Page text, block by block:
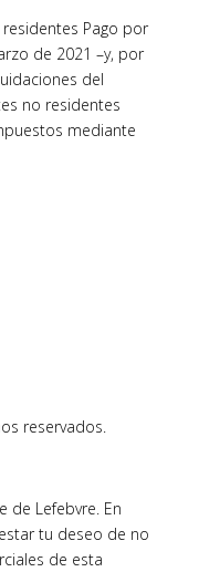
Pago por
de 2021 –y, por
del
no residentes
mediante
reservados.
de Lefebvre. En
tu deseo de no
de esta